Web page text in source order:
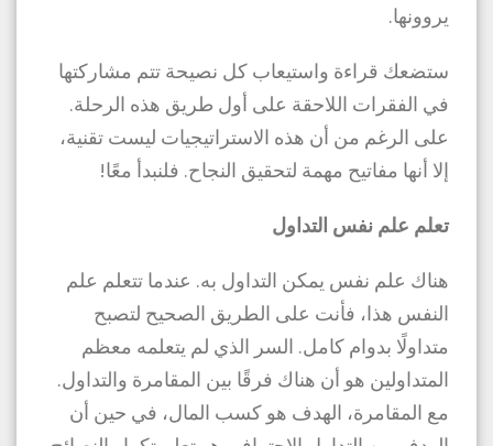
يروونها.
ستضعك قراءة واستيعاب كل نصيحة تتم مشاركتها
في الفقرات اللاحقة على أول طريق هذه الرحلة.
على الرغم من أن هذه الاستراتيجيات ليست تقنية،
إلا أنها مفاتيح مهمة لتحقيق النجاح. فلنبدأ معًا!
تعلم علم نفس التداول
هناك علم نفس يمكن التداول به. عندما تتعلم علم
النفس هذا، فأنت على الطريق الصحيح لتصبح
متداولًا بدوام كامل. السر الذي لم يتعلمه معظم
المتداولين هو أن هناك فرقًا بين المقامرة والتداول.
مع المقامرة، الهدف هو كسب المال، في حين أن